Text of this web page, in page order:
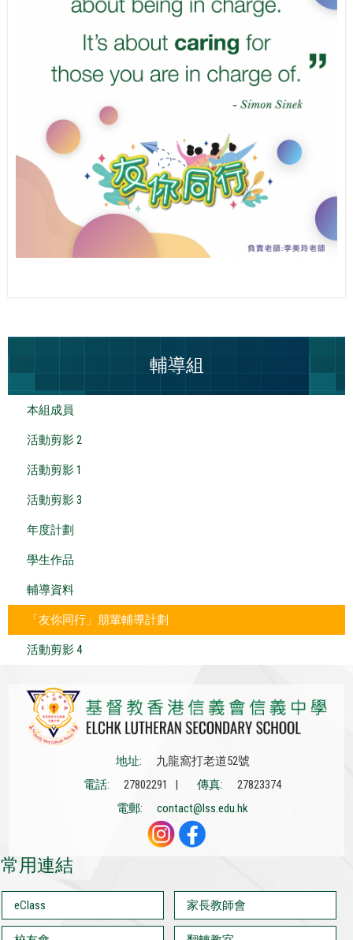
輔導組
本組成員
活動剪影 2
活動剪影 1
活動剪影 3
年度計劃
學生作品
輔導資料
「友你同行」朋輩輔導計劃
活動剪影 4
地址:
九龍窩打老道52號
電話:
27802291 | 傳真:
27823374
電郵:
contact@lss.edu.hk
常用連結
eClass 家長教師會